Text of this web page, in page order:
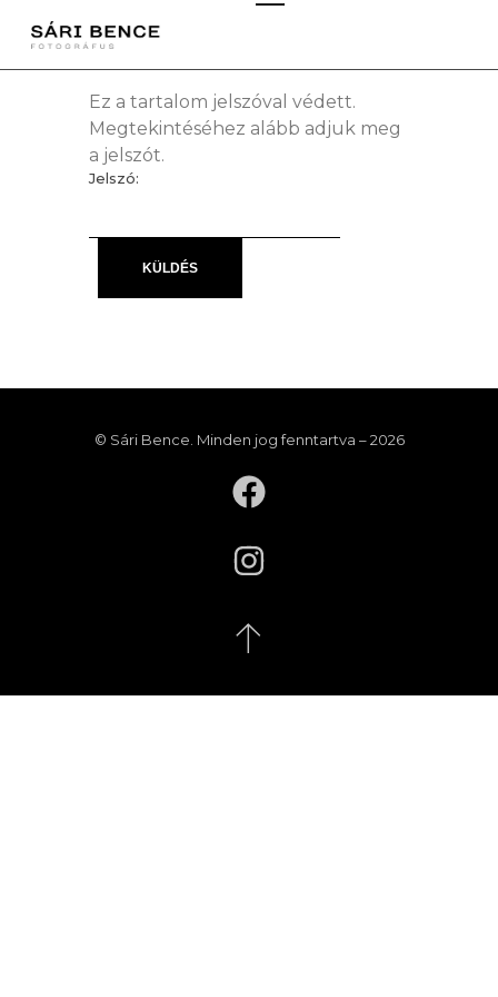
Ez a tartalom jelszóval védett.
Megtekintéséhez alább adjuk meg
a jelszót.
Jelszó:
© Sári Bence. Minden jog fenntartva – 2026